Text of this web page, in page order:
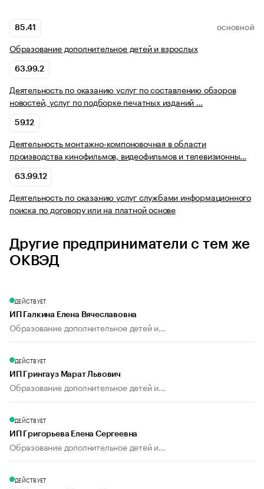
85.41 ОСНОВНОЙ
Образование дополнительное детей и взрослых
63.99.2
Деятельность по оказанию услуг по составлению обзоров
новостей, услуг по подборке печатных изданий …
59.12
Деятельность монтажно-компоновочная в области
производства кинофильмов, видеофильмов и телевизионны…
63.99.12
Деятельность по оказанию услуг службами информационного
поиска по договору или на платной основе
Другие предприниматели с тем же
ОКВЭД
ДЕЙСТВУЕТ
ИП Галкина Елена Вячеславовна
Образование дополнительное детей и...
ДЕЙСТВУЕТ
ИП Грингауз Марат Львович
Образование дополнительное детей и...
ДЕЙСТВУЕТ
ИП Григорьева Елена Сергеевна
Образование дополнительное детей и...
ДЕЙСТВУЕТ